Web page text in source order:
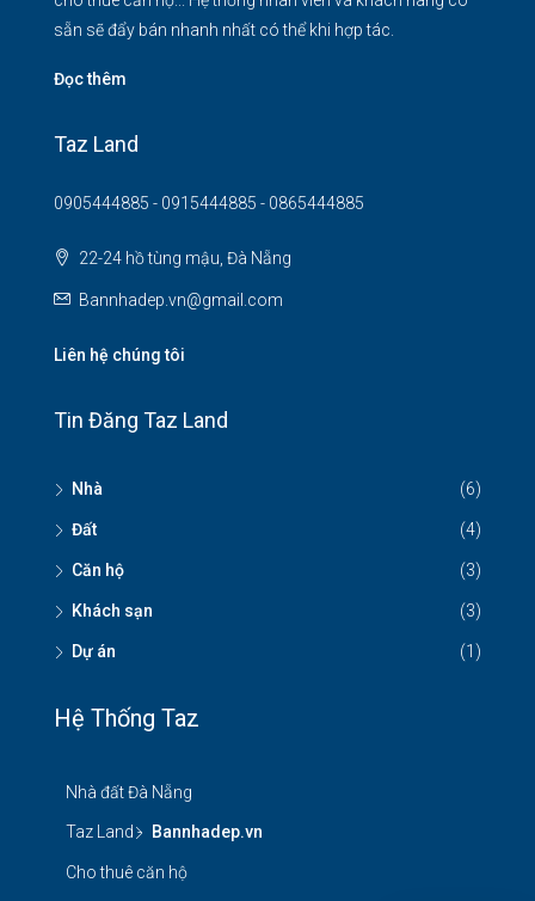
sẵn sẽ đẩy bán nhanh nhất có thể khi hợp tác.
Đọc thêm
Taz Land
0905444885 - 0915444885 - 0865444885
22-24 hồ tùng mậu, Đà Nẵng
Bannhadep.vn@gmail.com
Liên hệ chúng tôi
Tin Đăng Taz Land
Nhà (6)
Đất (4)
Căn hộ (3)
Khách sạn (3)
Dự án (1)
Hệ Thống Taz
Nhà đất Đà Nẵng
Taz Land - Bannhadep.vn
Cho thuê căn hộ